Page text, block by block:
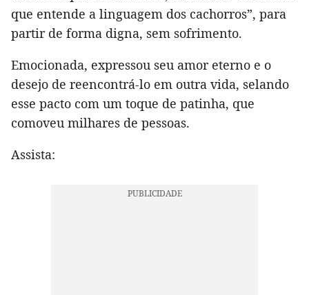
que entende a linguagem dos cachorros”, para
partir de forma digna, sem sofrimento.
Emocionada, expressou seu amor eterno e o
desejo de reencontrá-lo em outra vida, selando
esse pacto com um toque de patinha, que
comoveu milhares de pessoas.
Assista: